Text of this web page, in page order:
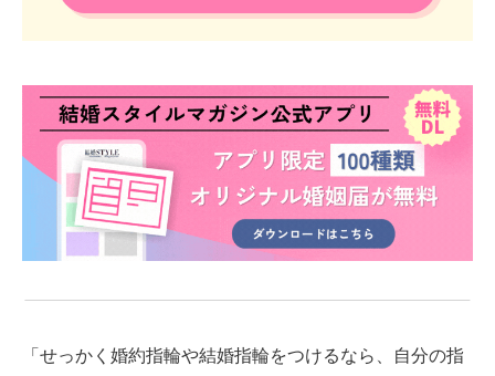
「せっかく婚約指輪や結婚指輪をつけるなら、自分の指